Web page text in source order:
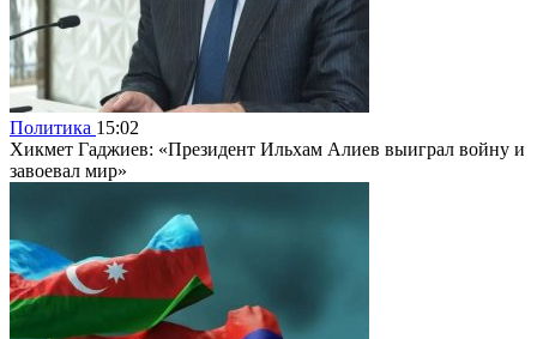
Политика 15:02
Хикмет Гаджиев: «Президент Ильхам Алиев выиграл войну и
завоевал мир»